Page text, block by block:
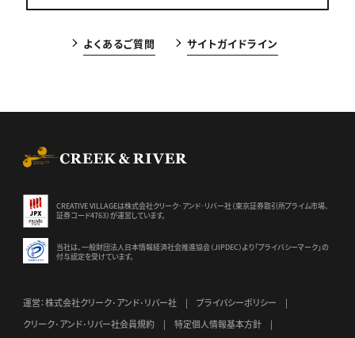
よくあるご質問 サイトガイドライン
CREATIVE VILLAGEは株式会社クリーク･アンド･リバー社（東京証券取引所プライム市場、
証券コード4763）が運営しています。
当社は、一般財団法人日本情報経済社会推進協会（JIPDEC）より 「プライバシーマーク」の
付与認定を受けています。
運営：株式会社クリーク･アンド･リバー社
プライバシーポリシー
クリーク･アンド･リバー社会員規約
特定個人情報基本方針